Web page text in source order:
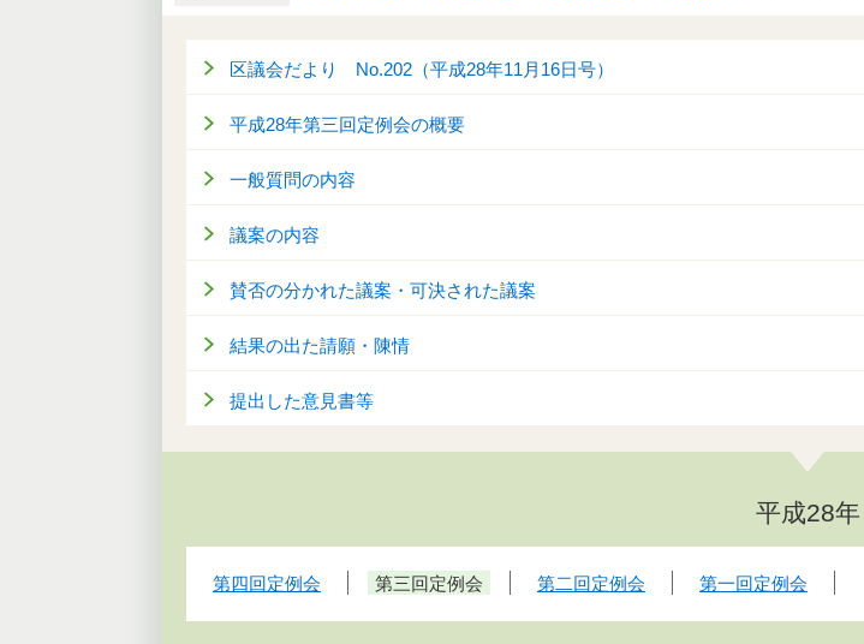
区議会だより No.202（平成28年11月16日号）
平成28年第三回定例会の概要
一般質問の内容
議案の内容
賛否の分かれた議案・可決された議案
結果の出た請願・陳情
提出した意見書等
平成28年
第四回定例会 第三回定例会 第二回定例会 第一回定例会